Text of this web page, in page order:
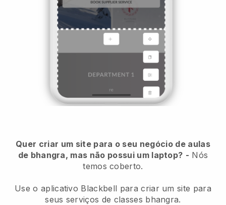
Quer criar um site para o seu negócio de aulas
de bhangra, mas não possui um laptop? - Nós
temos coberto.
Use o aplicativo Blackbell para criar um site para
seus serviços de classes bhangra.